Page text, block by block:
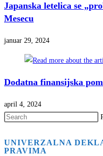
Japanska letelica se
Mesecu
januar 29, 2024
Dodatna finansijska
april 4, 2024
UNIVERZALNA
PRAVIMA